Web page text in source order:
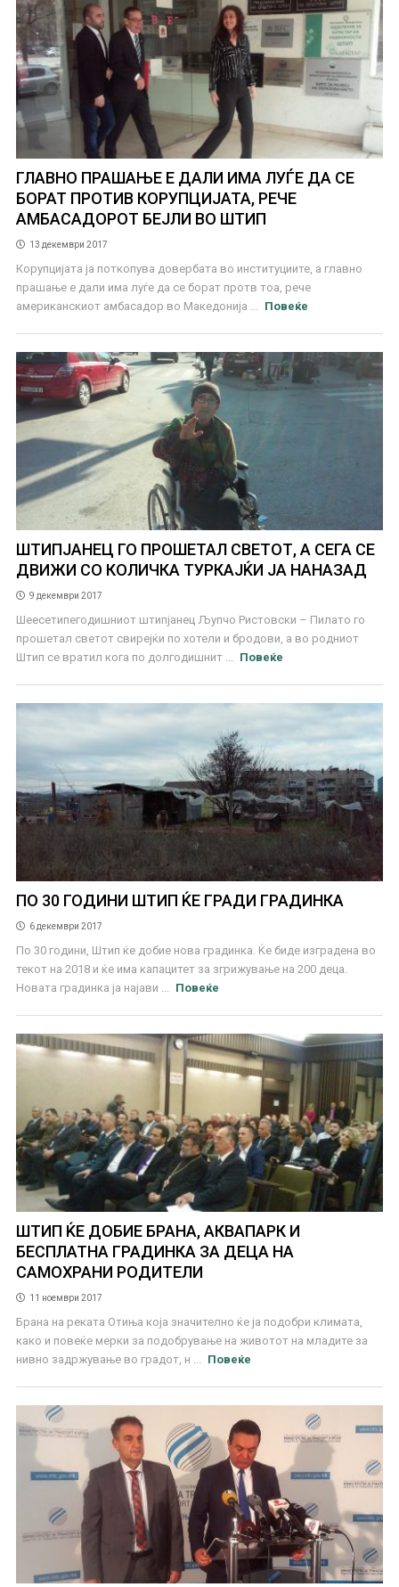
ГЛАВНО ПРАШАЊЕ Е ДАЛИ ИМА ЛУЃЕ ДА СЕ
БОРАТ ПРОТИВ КОРУПЦИЈАТА, РЕЧЕ
АМБАСАДОРОТ БЕЈЛИ ВО ШТИП
13 декември 2017
Корупцијата ја поткопува довербата во институциите, а главно
прашање е дали има луѓе да се борат протв тоа, рече
американскиот амбасадор во Македонија ...
Повеќе
ШТИПЈАНЕЦ ГО ПРОШЕТАЛ СВЕТОТ, А СЕГА СЕ
ДВИЖИ СО КОЛИЧКА ТУРКАЈЌИ ЈА НАНАЗАД
9 декември 2017
Шеесетипегодишниот штипјанец Љупчо Ристовски – Пилато го
прошетал светот свирејќи по хотели и бродови, а во родниот
Штип се вратил кога по долгодишнит ...
Повеќе
ПО 30 ГОДИНИ ШТИП ЌЕ ГРАДИ ГРАДИНКА
6 декември 2017
По 30 години, Штип ќе добие нова градинка. Ќе биде изградена во
текот на 2018 и ќе има капацитет за згрижување на 200 деца.
Новата градинка ја најави ...
Повеќе
ШТИП ЌЕ ДОБИЕ БРАНА, АКВАПАРК И
БЕСПЛАТНА ГРАДИНКА ЗА ДЕЦА НА
САМОХРАНИ РОДИТЕЛИ
11 ноември 2017
Брана на реката Отиња која значително ќе ја подобри климата,
како и повеќе мерки за подобрување на животот на младите за
нивно задржување во градот, н ...
Повеќе